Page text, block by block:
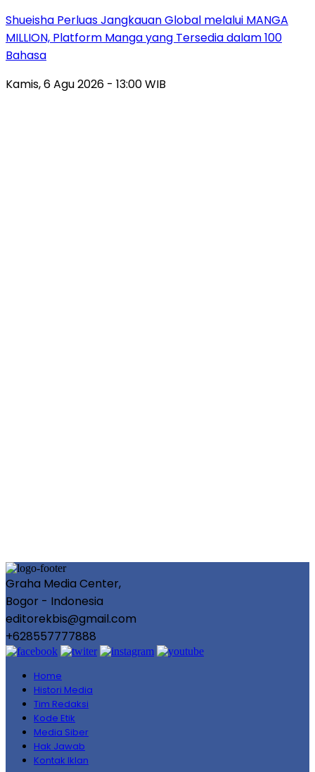
Shueisha Perluas Jangkauan Global melalui MANGA
MILLION, Platform Manga yang Tersedia dalam 100
Bahasa
Kamis, 6 Agu 2026 - 13:00 WIB
Graha Media Center,
Bogor - Indonesia
editorekbis@gmail.com
+628557777888
Home
Histori Media
Tim Redaksi
Kode Etik
Media Siber
Hak Jawab
Kontak Iklan